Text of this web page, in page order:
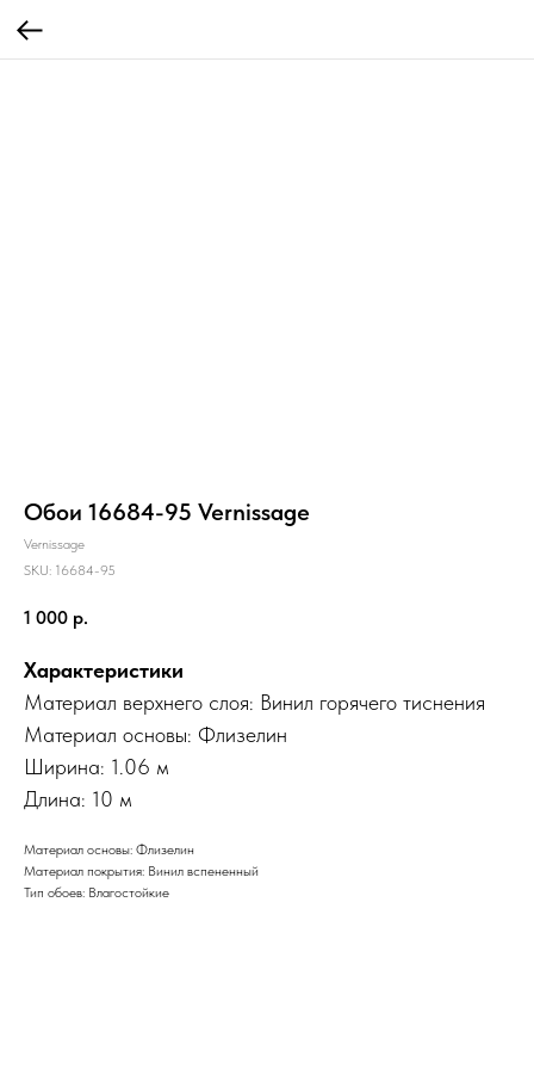
Обои 16684-95 Vernissage
Vernissage
SKU: 16684-95
1 000 р.
Характеристики
Материал верхнего слоя: Винил горячего тиснения
Материал основы: Флизелин
Ширина: 1.06 м
Длина: 10 м
Материал основы: Флизелин
Материал покрытия: Винил вспененный
Тип обоев: Влагостойкие